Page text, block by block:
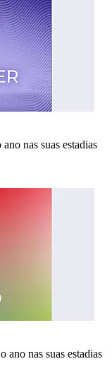
nas suas estadias
ano nas suas estadias